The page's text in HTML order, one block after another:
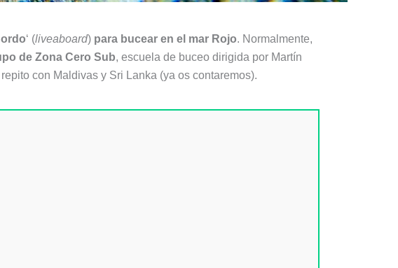
‘ (liveaboard) para bucear en el mar Rojo. Normalmente,
de Zona Cero Sub, escuela de buceo dirigida por Martín
con Maldivas y Sri Lanka (ya os contaremos).